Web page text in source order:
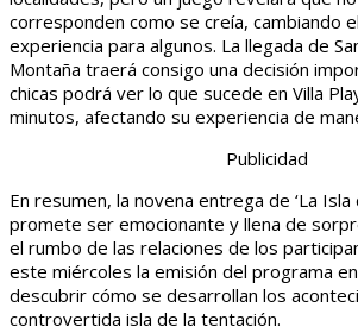
corresponden como se creía, cambiando
experiencia para algunos. La llegada de
Montaña traerá consigo una decisión
chicas podrá ver lo que sucede en Villa
minutos, afectando su experiencia de
Publicidad
En resumen, la novena entrega de ‘La Isla
promete ser emocionante y llena de
el rumbo de las relaciones de los
este miércoles la emisión del programa
descubrir cómo se desarrollan los
controvertida isla de la tentación.